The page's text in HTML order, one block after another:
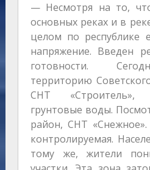
— Несмотря на то,
основных реках и в
целом по республике
напряжение. Введен
готовности.
территорию
СНТ «Строитель»,
грунтовые воды.
район, СНТ
контролируемая.
тому же, жители